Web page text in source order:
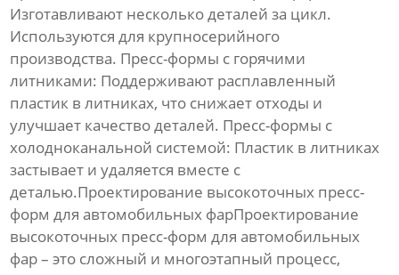
Изготавливают несколько деталей за цикл.
Используются для крупносерийного
производства. Пресс-формы с горячими
литниками: Поддерживают расплавленный
пластик в литниках, что снижает отходы и
улучшает качество деталей. Пресс-формы с
холодноканальной системой: Пластик в литниках
застывает и удаляется вместе с
деталью.Проектирование высокоточных пресс-
форм для автомобильных фарПроектирование
высокоточных пресс-форм для автомобильных
фар– это сложный и многоэтапный процесс,